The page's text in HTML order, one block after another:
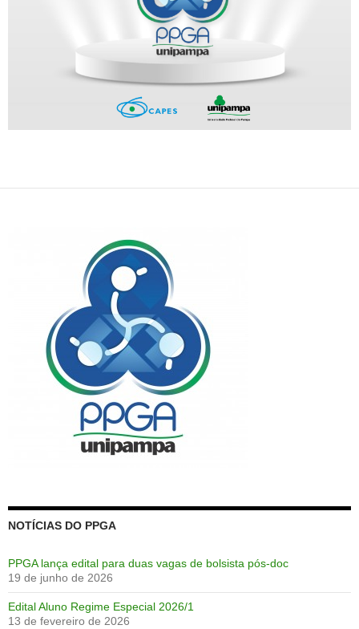
NOTÍCIAS DO PPGA
PPGA lança edital para duas vagas de bolsista pós-doc
19 de junho de 2026
Edital Aluno Regime Especial 2026/1
13 de fevereiro de 2026